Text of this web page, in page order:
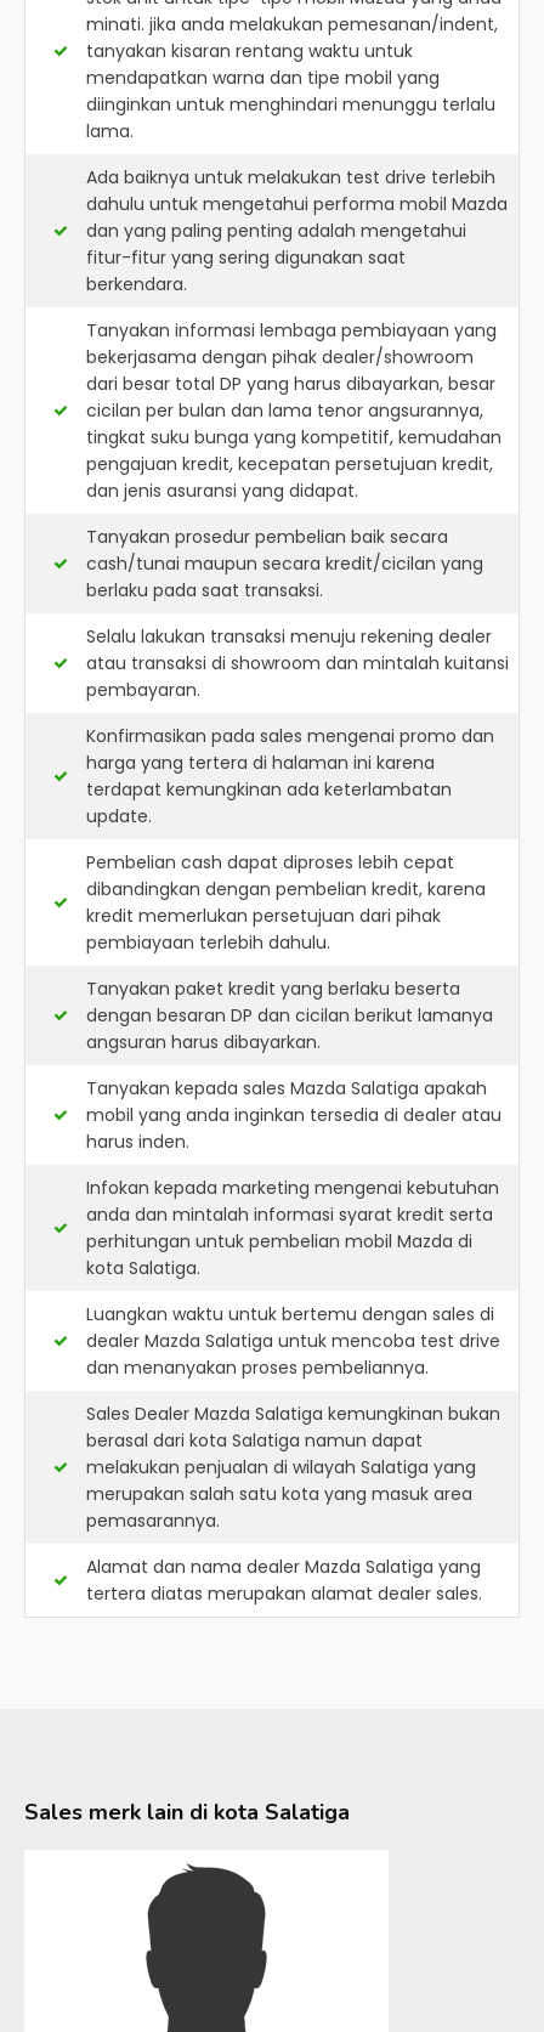
minati. jika anda melakukan pemesanan/indent,
tanyakan kisaran rentang waktu untuk
mendapatkan warna dan tipe mobil yang
diinginkan untuk menghindari menunggu terlalu
lama.
Ada baiknya untuk melakukan test drive terlebih
dahulu untuk mengetahui performa mobil Mazda
dan yang paling penting adalah mengetahui
fitur-fitur yang sering digunakan saat
berkendara.
Tanyakan informasi lembaga pembiayaan yang
bekerjasama dengan pihak dealer/showroom
dari besar total DP yang harus dibayarkan, besar
cicilan per bulan dan lama tenor angsurannya,
tingkat suku bunga yang kompetitif, kemudahan
pengajuan kredit, kecepatan persetujuan kredit,
dan jenis asuransi yang didapat.
Tanyakan prosedur pembelian baik secara
cash/tunai maupun secara kredit/cicilan yang
berlaku pada saat transaksi.
Selalu lakukan transaksi menuju rekening dealer
atau transaksi di showroom dan mintalah kuitansi
pembayaran.
Konfirmasikan pada sales mengenai promo dan
harga yang tertera di halaman ini karena
terdapat kemungkinan ada keterlambatan
update.
Pembelian cash dapat diproses lebih cepat
dibandingkan dengan pembelian kredit, karena
kredit memerlukan persetujuan dari pihak
pembiayaan terlebih dahulu.
Tanyakan paket kredit yang berlaku beserta
dengan besaran DP dan cicilan berikut lamanya
angsuran harus dibayarkan.
Tanyakan kepada sales Mazda Salatiga apakah
mobil yang anda inginkan tersedia di dealer atau
harus inden.
Infokan kepada marketing mengenai kebutuhan
anda dan mintalah informasi syarat kredit serta
perhitungan untuk pembelian mobil Mazda di
kota Salatiga.
Luangkan waktu untuk bertemu dengan sales di
dealer Mazda Salatiga untuk mencoba test drive
dan menanyakan proses pembeliannya.
Sales Dealer Mazda Salatiga kemungkinan bukan
berasal dari kota Salatiga namun dapat
melakukan penjualan di wilayah Salatiga yang
merupakan salah satu kota yang masuk area
pemasarannya.
Alamat dan nama dealer Mazda Salatiga yang
tertera diatas merupakan alamat dealer sales.
Sales merk lain di kota Salatiga